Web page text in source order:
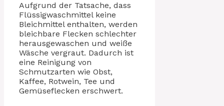
Aufgrund der Tatsache, dass
Flüssigwaschmittel keine
Bleichmittel enthalten, werden
bleichbare Flecken schlechter
herausgewaschen und weiße
Wäsche vergraut. Dadurch ist
eine Reinigung von
Schmutzarten wie Obst,
Kaffee, Rotwein, Tee und
Gemüseflecken erschwert.